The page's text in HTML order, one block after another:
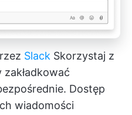
Slack Skorzystaj z
Dostęp
wiadomości